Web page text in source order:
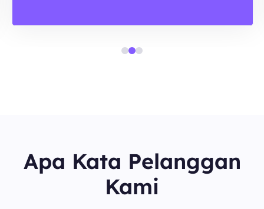
Apa Kata Pelanggan
Kami